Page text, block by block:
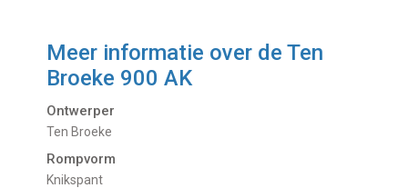
Meer informatie over deTen
Broeke 900 AK
Ontwerper
Ten Broeke
Rompvorm
Knikspant